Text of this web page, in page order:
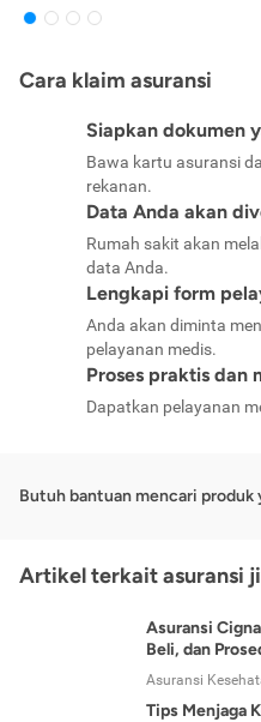
Cara klaim asuransi
Siapkan dokumen
Bawa kartu asuransi
rekanan.
Data Anda akan
Rumah sakit akan
data Anda.
Lengkapi form
Anda akan diminta
pelayanan medis.
Proses praktis dan
Dapatkan pelayanan
Butuh bantuan mencari produk
Artikel terkait asuransi
Asuransi
Beli, dan
Asuransi
Tips Menjaga